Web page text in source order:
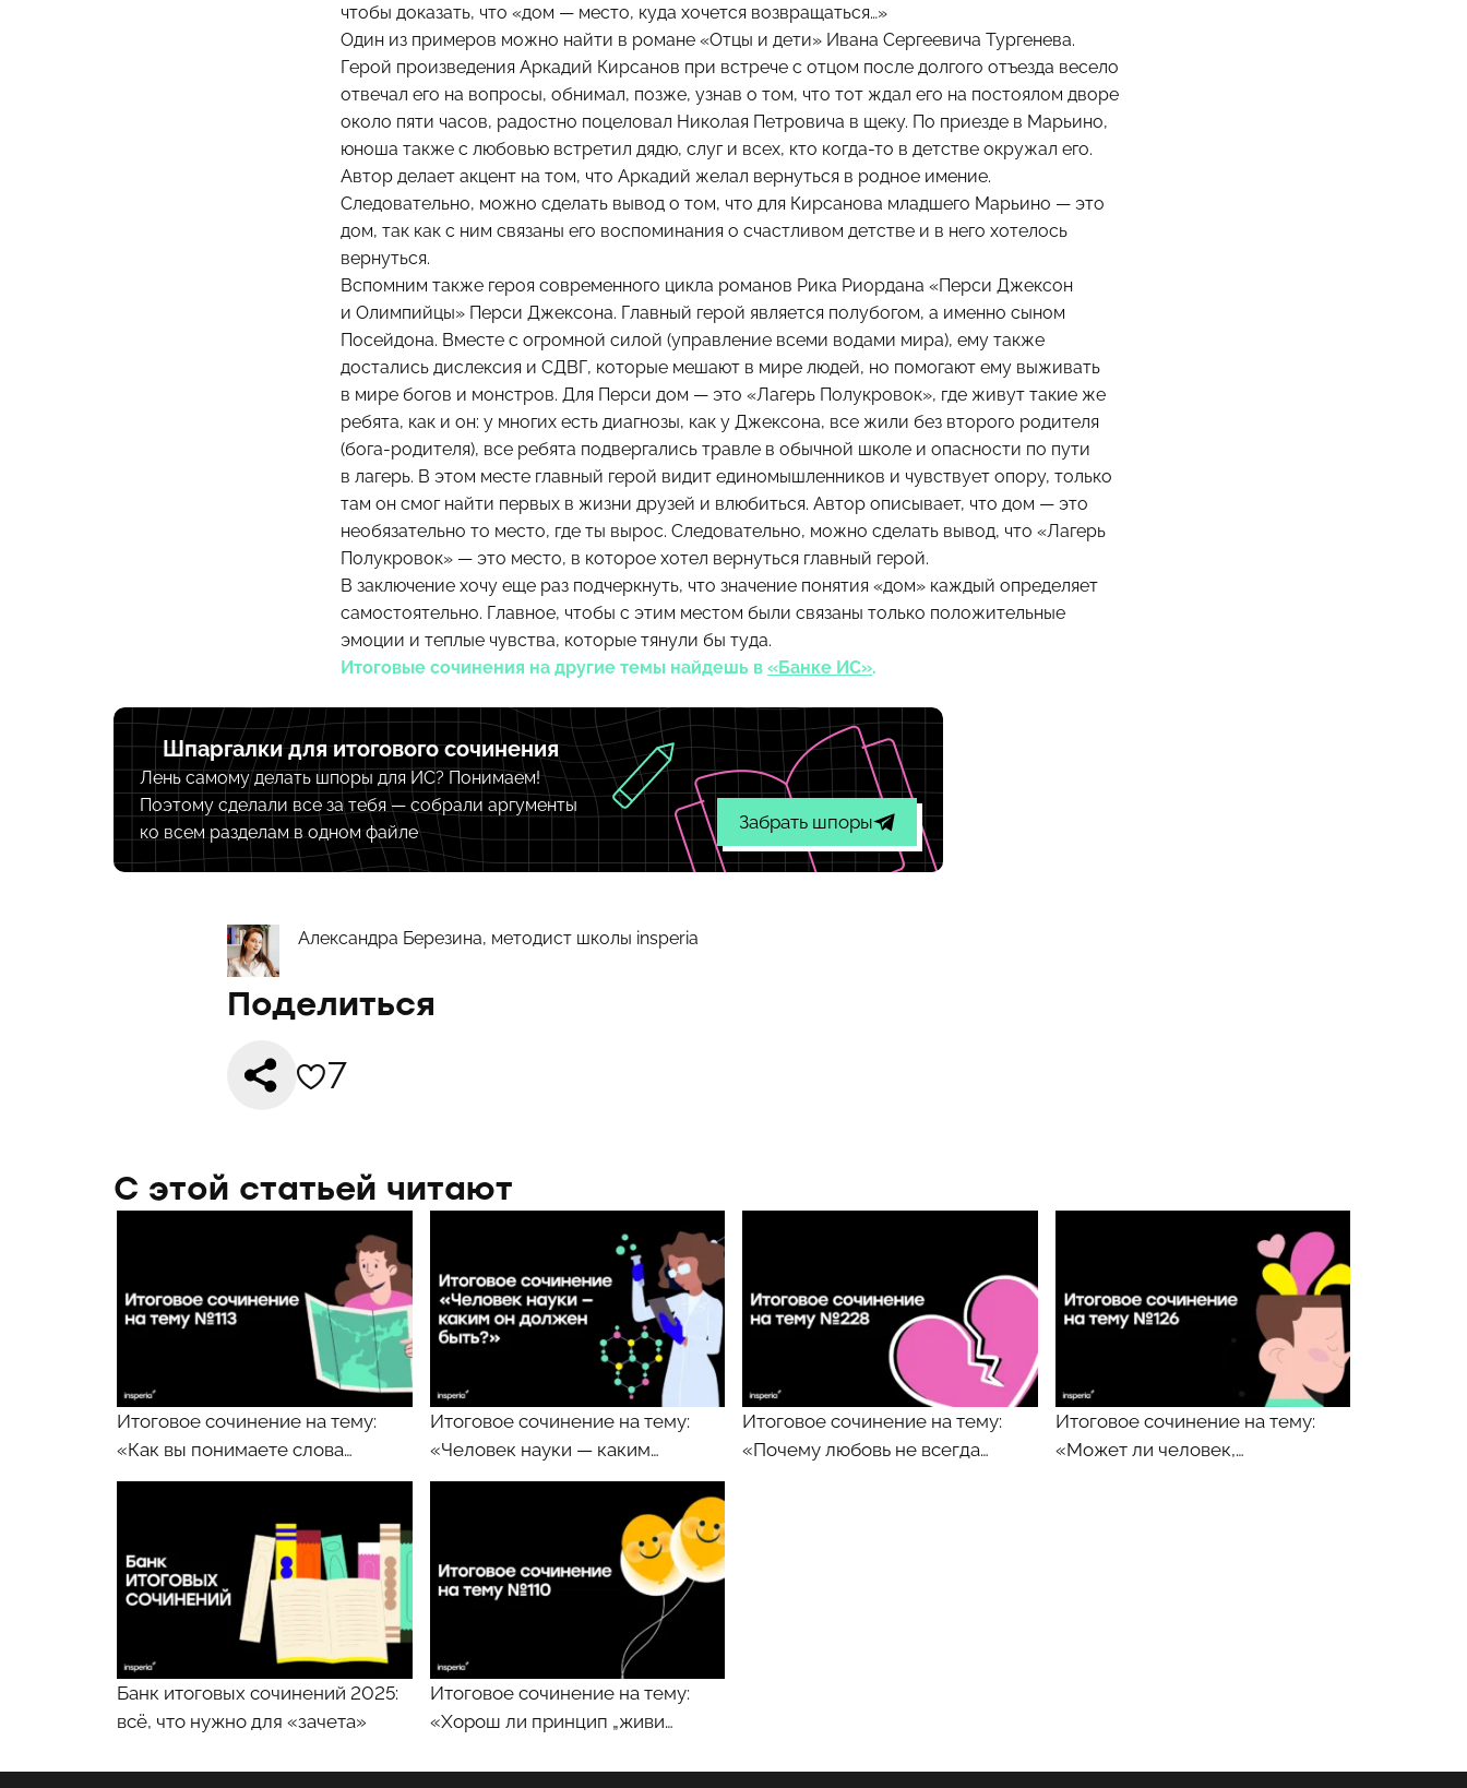
чтобы доказать, что «дом — место, куда хочется возвращаться…»
Один из примеров можно найти в романе «Отцы и дети» Ивана Сергеевича Тургенева.
Герой произведения Аркадий Кирсанов при встрече с отцом после долгого отъезда весело
отвечал его на вопросы, обнимал, позже, узнав о том, что тот ждал его на постоялом дворе
около пяти часов, радостно поцеловал Николая Петровича в щеку. По приезде в Марьино,
юноша также с любовью встретил дядю, слуг и всех, кто когда-то в детстве окружал его.
Автор делает акцент на том, что Аркадий желал вернуться в родное имение.
Следовательно, можно сделать вывод о том, что для Кирсанова младшего Марьино — это
дом, так как с ним связаны его воспоминания о счастливом детстве и в него хотелось
вернуться.
Вспомним также героя современного цикла романов Рика Риордана «Перси Джексон
и Олимпийцы» Перси Джексона. Главный герой является полубогом, а именно сыном
Посейдона. Вместе с огромной силой (управление всеми водами мира), ему также
достались дислексия и СДВГ, которые мешают в мире людей, но помогают ему выживать
в мире богов и монстров. Для Перси дом — это «Лагерь Полукровок», где живут такие же
ребята, как и он: у многих есть диагнозы, как у Джексона, все жили без второго родителя
(бога-родителя), все ребята подвергались травле в обычной школе и опасности по пути
в лагерь. В этом месте главный герой видит единомышленников и чувствует опору, только
там он смог найти первых в жизни друзей и влюбиться. Автор описывает, что дом — это
необязательно то место, где ты вырос. Следовательно, можно сделать вывод, что «Лагерь
Полукровок» — это место, в которое хотел вернуться главный герой.
В заключение хочу еще раз подчеркнуть, что значение понятия «дом» каждый определяет
самостоятельно. Главное, чтобы с этим местом были связаны только положительные
эмоции и теплые чувства, которые тянули бы туда.
Итоговые сочинения на другие темы найдешь в «Банке ИС».
Шпаргалки для итогового сочинения
Лень самому делать шпоры для ИС? Понимаем!
Поэтому сделали все за тебя — собрали аргументы
ко всем разделам в одном файле
Забрать шпоры
Александра Березина, методист школы insperia
Поделиться
7
С этой статьей читают
Итоговое сочинение на тему:
«Как вы понимаете слова…
Итоговое сочинение на тему:
«Человек науки — каким…
Итоговое сочинение на тему:
«Почему любовь не всегда…
Итоговое сочинение на тему:
«Может ли человек,…
Банк итоговых сочинений 2025:
всё, что нужно для «зачета»
Итоговое сочинение на тему:
«Хорош ли принцип „живи…